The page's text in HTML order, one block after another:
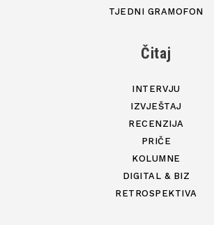
TJEDNI GRAMOFON
Čitaj
INTERVJU
IZVJEŠTAJ
RECENZIJA
PRIČE
KOLUMNE
DIGITAL & BIZ
RETROSPEKTIVA